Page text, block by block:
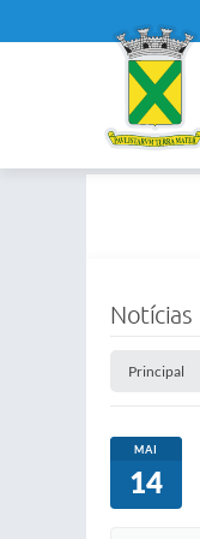
Notícias
Principal
MAI
14